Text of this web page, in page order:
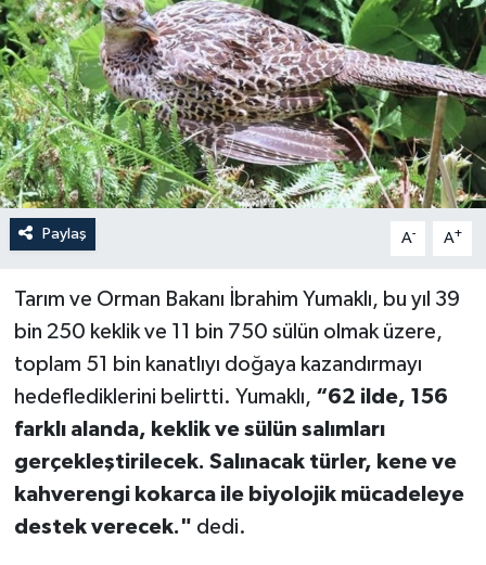
Paylaş A- A+
Tarım ve Orman Bakanı İbrahim Yumaklı, bu yıl 39
bin 250 keklik ve 11 bin 750 sülün olmak üzere,
toplam 51 bin kanatlıyı doğaya kazandırmayı
hedeflediklerini belirtti. Yumaklı, “62 ilde, 156
farklı alanda, keklik ve sülün salımları
gerçekleştirilecek. Salınacak türler, kene ve
kahverengi kokarca ile biyolojik mücadeleye
destek verecek." dedi.